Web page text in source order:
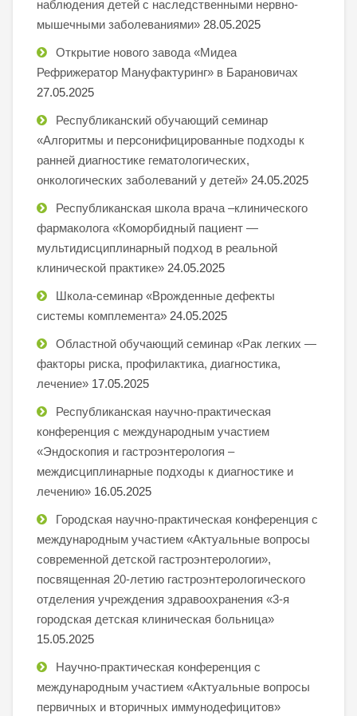
наблюдения детей с наследственными нервно-
мышечными заболеваниями» 28.05.2025
Открытие нового завода «Мидеа
Рефрижератор Мануфактуринг» в Барановичах
27.05.2025
Республиканский обучающий семинар
«Алгоритмы и персонифицированные подходы к
ранней диагностике гематологических,
онкологических заболеваний у детей» 24.05.2025
Республиканская школа врача –клинического
фармаколога «Коморбидный пациент —
мультидисциплинарный подход в реальной
клинической практике» 24.05.2025
Школа-семинар «Врожденные дефекты
системы комплемента» 24.05.2025
Областной обучающий семинар «Рак легких —
факторы риска, профилактика, диагностика,
лечение» 17.05.2025
Республиканская научно-практическая
конференция с международным участием
«Эндоскопия и гастроэнтерология –
междисциплинарные подходы к диагностике и
лечению» 16.05.2025
Городская научно-практическая конференция с
международным участием «Актуальные вопросы
современной детской гастроэнтерологии»,
посвященная 20-летию гастроэнтерологического
отделения учреждения здравоохранения «3-я
городская детская клиническая больница»
15.05.2025
Научно-практическая конференция с
международным участием «Актуальные вопросы
первичных и вторичных иммунодефицитов»